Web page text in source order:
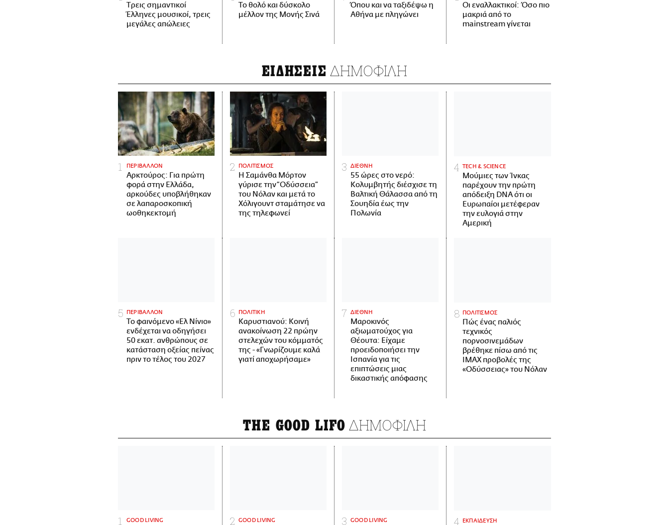
Tρεις σημαντικοί
Έλληνες μουσικοί, τρεις
μεγάλες απώλειες
Το θολό και δύσκολο
μέλλον της Μονής Σινά
Όπου και να ταξιδέψω η
Αθήνα με πληγώνει
Οι εναλλακτικοί: Όσο πιο
μακριά από το
mainstream γίνεται
ΕΙΔΗΣΕΙΣ ΔΗΜΟΦΙΛΗ
ΠΕΡΙΒΑΛΛΟΝ
Αρκτούρος: Για πρώτη
φορά στην Ελλάδα,
αρκούδες υποβλήθηκαν
σε λαπαροσκοπική
ωοθηκεκτομή
ΠΟΛΙΤΙΣΜΟΣ
Η Σαμάνθα Μόρτον
γύρισε την “Οδύσσεια”
του Νόλαν και μετά το
Χόλιγουντ σταμάτησε να
της τηλεφωνεί
ΔΙΕΘΝΗ
55 ώρες στο νερό:
Κολυμβητής διέσχισε τη
Βαλτική Θάλασσα από τη
Σουηδία έως την
Πολωνία
ΤECH & SCIENCE
Μούμιες των Ίνκας
παρέχουν την πρώτη
απόδειξη DNA ότι οι
Ευρωπαίοι μετέφεραν
την ευλογιά στην
Αμερική
ΠΕΡΙΒΑΛΛΟΝ
Το φαινόμενο «Ελ Νίνιο»
ενδέχεται να οδηγήσει
50 εκατ. ανθρώπους σε
κατάσταση οξείας πείνας
πριν το τέλος του 2027
ΠΟΛΙΤΙΚΗ
Καρυστιανού: Κοινή
ανακοίνωση 22 πρώην
στελεχών του κόμματός
της - «Γνωρίζουμε καλά
γιατί αποχωρήσαμε»
ΔΙΕΘΝΗ
Μαροκινός
αξιωματούχος για
Θέουτα: Είχαμε
προειδοποιήσει την
Ισπανία για τις
επιπτώσεις μιας
δικαστικής απόφασης
ΠΟΛΙΤΙΣΜΟΣ
Πώς ένας παλιός
τεχνικός
πορνοσινεμάδων
βρέθηκε πίσω από τις
IMAX προβολές της
«Οδύσσειας» του Νόλαν
THE GOOD LIFO ΔΗΜΟΦΙΛΗ
GOOD LIVING GOOD LIVING GOOD LIVING ΕΚΠΑΙΔΕΥΣΗ